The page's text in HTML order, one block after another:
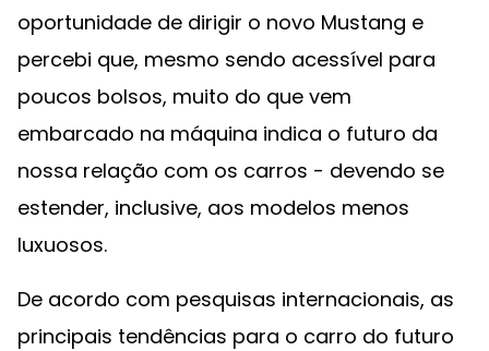
oportunidade de dirigir o novo Mustang e
percebi que, mesmo sendo acessível para
poucos bolsos, muito do que vem
embarcado na máquina indica o futuro da
nossa relação com os carros - devendo se
estender, inclusive, aos modelos menos
luxuosos.
De acordo com pesquisas internacionais, as
principais tendências para o carro do futuro